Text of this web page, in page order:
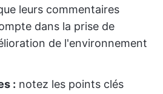
leurs commentaires
dans la prise de
de l'environnement
: notez les points clés